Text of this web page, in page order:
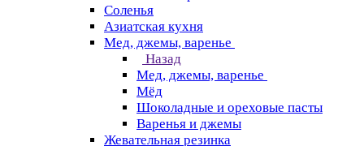
Соленья
Азиатская кухня
Мед, джемы, варенье
Назад
Мед, джемы, варенье
Мёд
Шоколадные и ореховые пасты
Варенья и джемы
Жевательная резинка